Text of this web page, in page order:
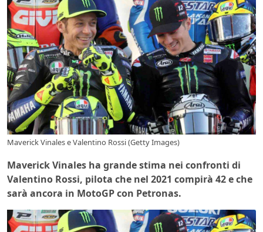
Maverick Vinales e Valentino Rossi (Getty Images)
Maverick Vinales ha grande stima nei confronti di
Valentino Rossi, pilota che nel 2021 compirà 42 e che
sarà ancora in MotoGP con Petronas.